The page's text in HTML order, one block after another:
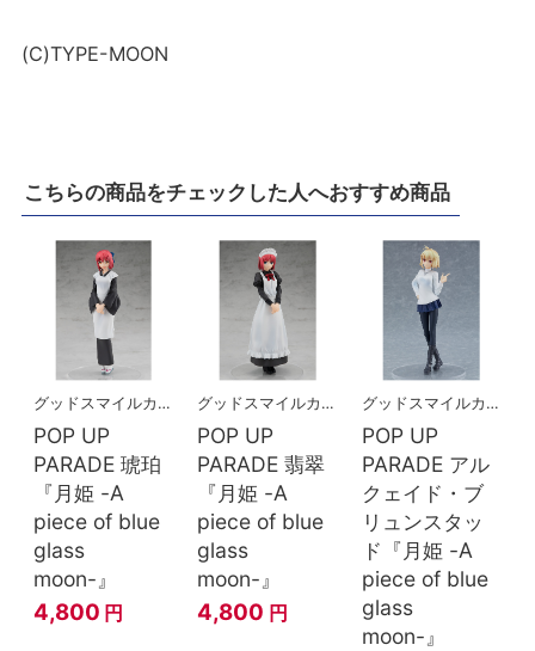
(C)TYPE-MOON
こちらの商品をチェックした人へおすすめ商品
グッドスマイルカンパニー
POP UP
PARADE 琥珀
『月姫 -A
piece of blue
glass
moon-』
4,800 円
グッドスマイルカンパニー
POP UP
PARADE 翡翠
『月姫 -A
piece of blue
glass
moon-』
4,800 円
グッドスマイルカンパニー
POP UP
PARADE アル
クェイド・ブ
リュンスタッ
ド『月姫 -A
piece of blue
glass
moon-』